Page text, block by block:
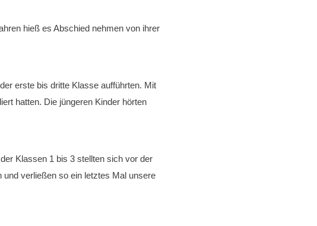
hieß es Abschied nehmen von ihrer
erste bis dritte Klasse aufführten. Mit
hatten. Die jüngeren Kinder hörten
Klassen 1 bis 3 stellten sich vor der
und verließen so ein letztes Mal unsere